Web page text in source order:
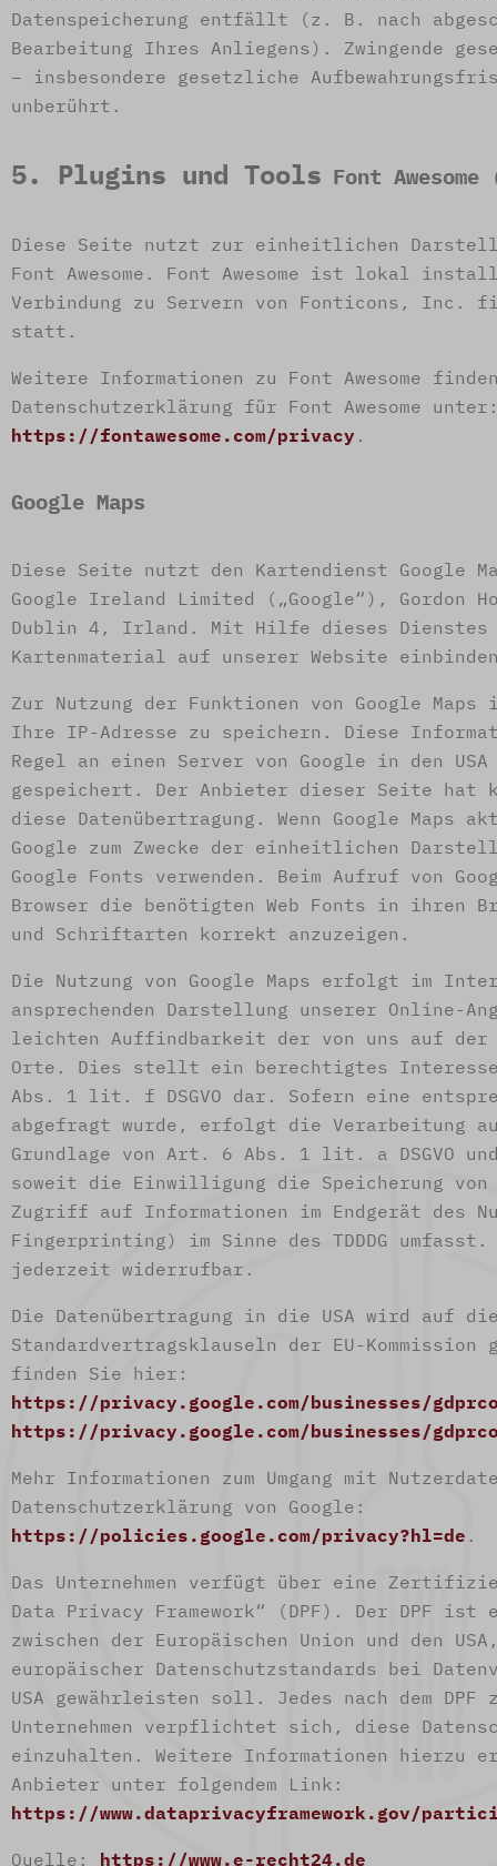
Datenspeicherung entfällt (z. B. nach
Bearbeitung Ihres Anliegens). Zwingende
– insbesondere gesetzliche
unberührt.
5. Plugins und Tools Font
Diese Seite nutzt zur einheitlichen
Font Awesome. Font Awesome ist lokal
Verbindung zu Servern von Fonticons, Inc.
statt.
Weitere Informationen zu Font Awesome
Datenschutzerklärung für Font Awesome
https://fontawesome.com/privacy .
Google Maps
Diese Seite nutzt den Kartendienst Google
Google Ireland Limited („Google“), Gordon
Dublin 4, Irland. Mit Hilfe dieses Dienstes
Kartenmaterial auf unserer Website
Zur Nutzung der Funktionen von Google
Ihre IP-Adresse zu speichern. Diese
Regel an einen Server von Google in den
gespeichert. Der Anbieter dieser Seite hat
diese Datenübertragung. Wenn Google
Google zum Zwecke der einheitlichen
Google Fonts verwenden. Beim Aufruf von
Browser die benötigten Web Fonts in ihren
und Schriftarten korrekt anzuzeigen.
Die Nutzung von Google Maps erfolgt im
ansprechenden Darstellung unserer Online-
leichten Auffindbarkeit der von uns auf der
Orte. Dies stellt ein berechtigtes
Abs. 1 lit. f DSGVO dar. Sofern eine
abgefragt wurde, erfolgt die Verarbeitung
Grundlage von Art. 6 Abs. 1 lit. a DSGVO
soweit die Einwilligung die Speicherung von
Zugriff auf Informationen im Endgerät des
Fingerprinting) im Sinne des TDDDG
jederzeit widerrufbar.
Die Datenübertragung in die USA wird auf
Standardvertragsklauseln der EU-
finden Sie hier:
https://privacy.google.com/businesses/
https://privacy.google.com/businesses/
Mehr Informationen zum Umgang mit
Datenschutzerklärung von Google:
https://policies.google.com/privacy?hl=de .
Das Unternehmen verfügt über eine
Data Privacy Framework“ (DPF). Der DPF ist
zwischen der Europäischen Union und den
europäischer Datenschutzstandards bei
USA gewährleisten soll. Jedes nach dem
Unternehmen verpflichtet sich, diese
einzuhalten. Weitere Informationen hierzu
Anbieter unter folgendem Link:
https://www.dataprivacyframework.gov/
Quelle: https://www.e-recht24.de